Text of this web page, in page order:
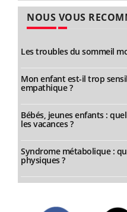
NOUS VOUS
Les troubles du sommeil
Mon enfant est-il trop
empathique ?
Bébés, jeunes enfants :
les vacances ?
Syndrome métabolique :
physiques ?